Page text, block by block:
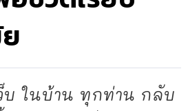
บ ในบ้าน ทุกท่าน กลับ